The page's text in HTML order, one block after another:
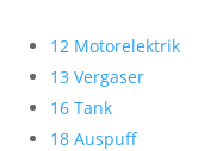
12 Motorelektrik
13 Vergaser
16 Tank
18 Auspuff